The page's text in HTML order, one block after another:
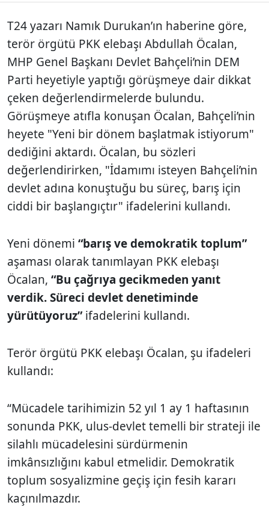
T24 yazarı Namık Durukan’ın haberine göre,
terör örgütü PKK elebaşı Abdullah Öcalan,
MHP Genel Başkanı Devlet Bahçeli’nin DEM
Parti heyetiyle yaptığı görüşmeye dair dikkat
çeken değerlendirmelerde bulundu.
Görüşmeye atıfla konuşan Öcalan, Bahçeli’nin
heyete "Yeni bir dönem başlatmak istiyorum"
dediğini aktardı. Öcalan, bu sözleri
değerlendirirken, "İdamımı isteyen Bahçeli’nin
devlet adına konuştuğu bu süreç, barış için
ciddi bir başlangıçtır" ifadelerini kullandı.
Yeni dönemi “barış ve demokratik toplum”
aşaması olarak tanımlayan PKK elebaşı
Öcalan, “Bu çağrıya gecikmeden yanıt
verdik. Süreci devlet denetiminde
yürütüyoruz”ifadelerini kullandı.
Terör örgütü PKK elebaşı Öcalan, şu ifadeleri
kullandı:
“Mücadele tarihimizin 52 yıl 1 ay 1 haftasının
sonunda PKK, ulus-devlet temelli bir strateji ile
silahlı mücadelesini sürdürmenin
imkânsızlığını kabul etmelidir. Demokratik
toplum sosyalizmine geçiş için fesih kararı
kaçınılmazdır.